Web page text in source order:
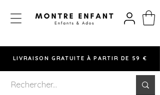
LIVRAISON GRATUITE À PARTIR DE 59 €